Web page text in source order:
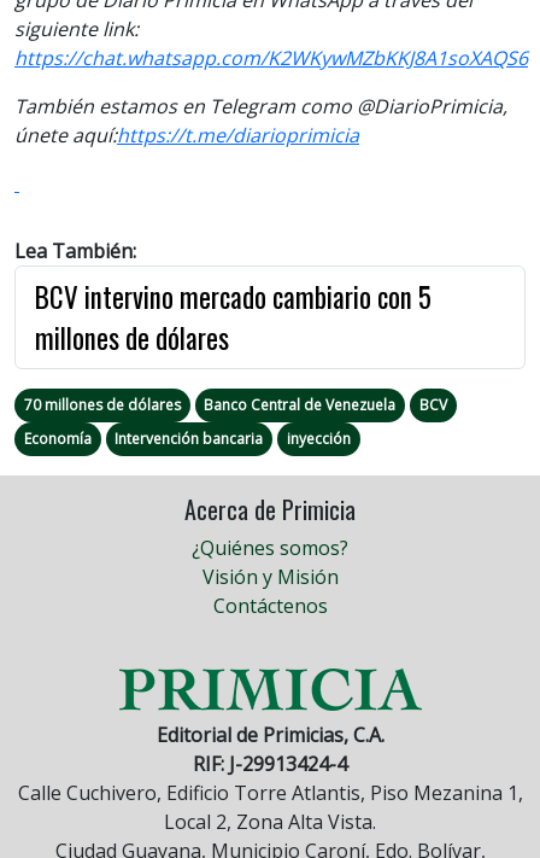
siguiente link:
https://chat.whatsapp.com/K2WKywMZbKKJ8A1soXAQS6
También estamos en Telegram como @DiarioPrimicia,
únete aquí:https://t.me/diarioprimicia
Lea También:
BCV intervino mercado cambiario con 5
millones de dólares
70 millones de dólares Banco Central de Venezuela
BCV
Economía
Intervención bancaria inyección
Acerca de Primicia
¿Quiénes somos?
Visión y Misión
Contáctenos
Editorial de Primicias, C.A.
RIF: J-29913424-4
Calle Cuchivero, Edificio Torre Atlantis, Piso Mezanina 1,
Local 2, Zona Alta Vista.
Ciudad Guayana, Municipio Caroní, Edo. Bolívar,